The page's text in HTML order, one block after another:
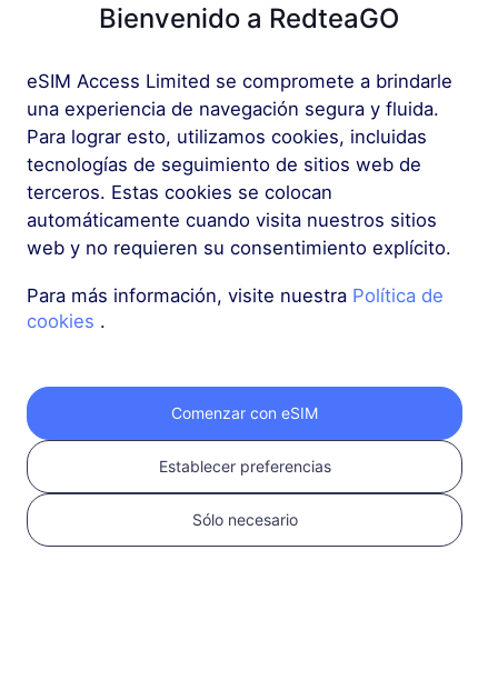
Comenzar
dispositivo es
compatible con eSIM y
está desbloqueado
Verifica la
compatibilidad
2
Elegir un plan eSIM
Bienvenido a RedteaGO
eSIM Access Limited se compromete a brindarle
una experiencia de navegación segura y fluida.
Para lograr esto, utilizamos cookies, incluidas
tecnologías de seguimiento de sitios web de
terceros. Estas cookies se colocan
automáticamente cuando visita nuestros sitios
web y no requieren su consentimiento explícito.
Para más información, visite nuestra Política de
cookies .
Comenzar con eSIM
Establecer preferencias
Sólo necesario